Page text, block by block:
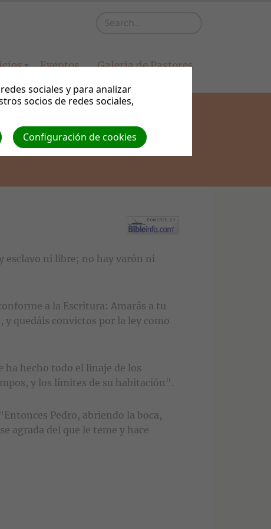
Eventos Galeria de Pastores
esclavo ni libre; no hay varón ni
a la Escritura: Amarás a tu
quedáis convictos por la ley como
ha hecho todo el linaje de los
y los límites de su habitación".
Pedro, abriendo la boca,
agrada del que le teme y hace
sociales y para analizar
socios de redes sociales,
Configuración de cookies